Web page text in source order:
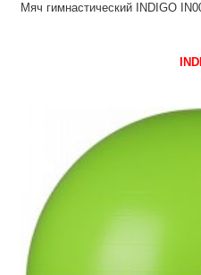
Мяч гимнастический INDIGO